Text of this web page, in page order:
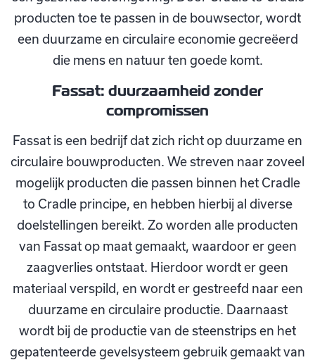
producten toe te passen in de bouwsector, wordt
een duurzame en circulaire economie gecreëerd
die mens en natuur ten goede komt.
Fassat: duurzaamheid zonder
compromissen
Fassat is een bedrijf dat zich richt op duurzame en
circulaire bouwproducten. We streven naar zoveel
mogelijk producten die passen binnen het Cradle
to Cradle principe, en hebben hierbij al diverse
doelstellingen bereikt. Zo worden alle producten
van Fassat op maat gemaakt, waardoor er geen
zaagverlies ontstaat. Hierdoor wordt er geen
materiaal verspild, en wordt er gestreefd naar een
duurzame en circulaire productie. Daarnaast
wordt bij de productie van de steenstrips en het
gepatenteerde gevelsysteem gebruik gemaakt van